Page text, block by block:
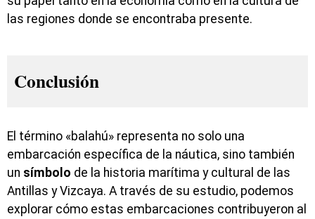
las regiones donde se encontraba presente.
Conclusión
El término «balahú» representa no solo una
embarcación específica de la náutica, sino también
un símbolo de la historia marítima y cultural de las
Antillas y Vizcaya. A través de su estudio, podemos
explorar cómo estas embarcaciones contribuyeron al